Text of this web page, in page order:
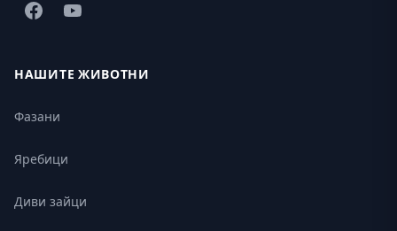
НАШИТЕ ЖИВОТНИ
Фазани
Яребици
Диви зайци